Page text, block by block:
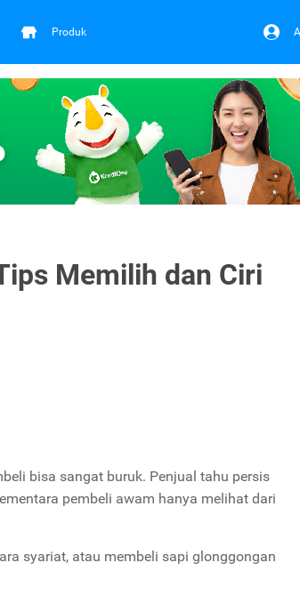
Produk
Memilih dan Ciri
bisa sangat buruk. Penjual tahu persis
pembeli awam hanya melihat dari
syariat, atau membeli sapi glonggongan